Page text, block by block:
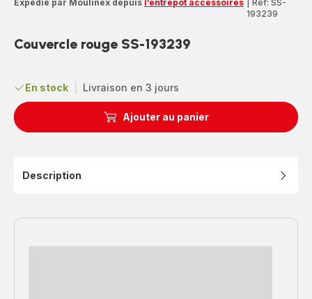
Expédié par Moulinex depuis l’entrepôt accessoires
Ref: SS-
193239
Couvercle rouge SS-193239
En stock Livraison en 3 jours
Ajouter au panier
Description